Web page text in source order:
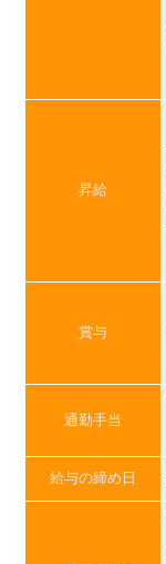
昇給
賞与
通勤手当
給与の締め日